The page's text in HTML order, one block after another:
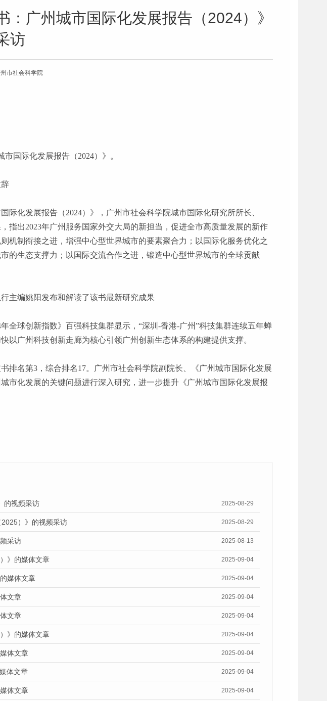
广州城市国际化发展报告（2024）》
访
市社会科学院
国际化发展报告（2024）》。
际化发展报告（2024）》，广州市社会科学院城市国际化研究所所长、
指出2023年广州服务国家外交大局的新担当，促进全市高质量发展的新作
机制衔接之进，增强中心型世界城市的要素聚合力；以国际化服务优化之
的生态支撑力；以国际交流合作之进，锻造中心型世界城市的全球贡献
行主编姚阳发布和解读了该书最新研究成果
年全球创新指数》百强科技集群显示，“深圳-香港-广州”科技集群连续五年蝉
广州科技创新走廊为核心引领广州创新生态体系的构建提供支撑。
排名第3，综合排名17。广州市社会科学院副院长、《广州城市国际化发展
市化发展的关键问题进行深入研究，进一步提升《广州城市国际化发展报
的视频采访 2025-08-29
）》的视频采访 2025-08-29
采访 2025-08-13
》的媒体文章 2025-09-04
媒体文章 2025-09-04
文章 2025-09-04
文章 2025-09-04
》的媒体文章 2025-09-04
体文章 2025-09-04
体文章 2025-09-04
体文章 2025-09-04